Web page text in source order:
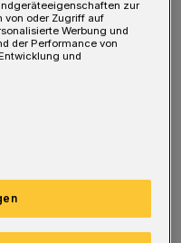
Bank West
benötigter
unter anderem
zur
von oder Zugriff auf
Werbung und
der Performance von
und